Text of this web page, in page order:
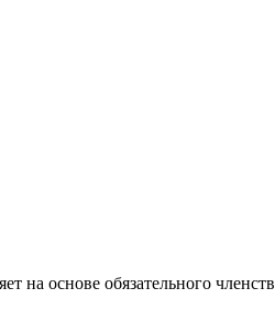
на основе обязательного